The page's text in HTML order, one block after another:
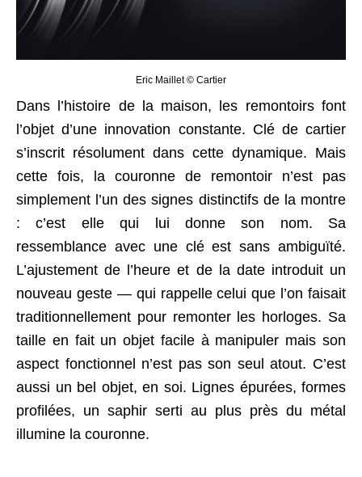
Eric Maillet © Cartier
Dans l’histoire de la maison, les remontoirs font
l’objet d’une innovation constante. Clé de cartier
s’inscrit résolument dans cette dynamique. Mais
cette fois, la couronne de remontoir n’est pas
simplement l’un des signes distinctifs de la montre
: c’est elle qui lui donne son nom. Sa
ressemblance avec une clé est sans ambiguïté.
L’ajustement de l’heure et de la date introduit un
nouveau geste — qui rappelle celui que l’on faisait
traditionnellement pour remonter les horloges. Sa
taille en fait un objet facile à manipuler mais son
aspect fonctionnel n’est pas son seul atout. C’est
aussi un bel objet, en soi. Lignes épurées, formes
profilées, un saphir serti au plus près du métal
illumine la couronne.